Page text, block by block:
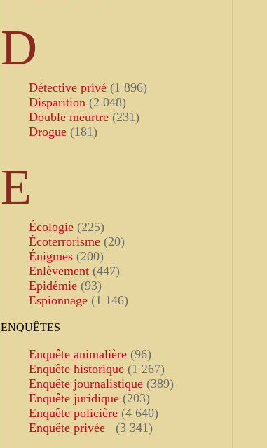
D
Détective privé (1 896)
Disparition (2 048)
Double meurtre (231)
Drogue (181)
E
Écologie (225)
Écoterrorisme (20)
Énigmes (200)
Enlèvement (447)
Epidémie (93)
Espionnage (1 146)
ENQUÊTES
Enquête animalière (96)
Enquête historique (1 267)
Enquête journalistique (389)
Enquête juridique (203)
Enquête policière (4 640)
Enquête privée
(3 341)